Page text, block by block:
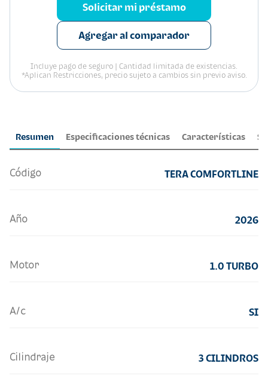
Resumen Especificaciones técnicas Características
Código TERA COMFORTLINE
Año 2026
Motor 1.0 TURBO
A/c SI
Cilindraje 3 CILINDROS
Solicitar mi préstamo
Agregar al comparador
Incluye pago de seguro | Cantidad limitada de existencias.
*Aplican Restricciones, precio sujeto a cambios sin previo aviso.